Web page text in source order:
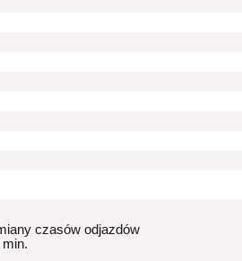
czasów odjazdów